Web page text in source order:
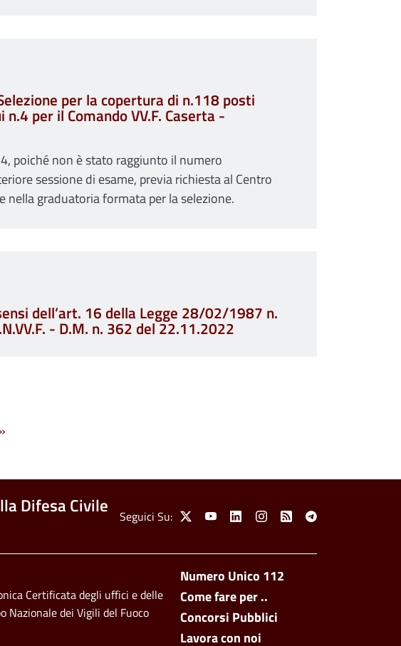
per la copertura di n.118 posti
per il Comando VV.F. Caserta -
poiché non è stato raggiunto il numero
sessione di esame, previa richiesta al Centro
graduatoria formata per la selezione.
dell’art. 16 della Legge 28/02/1987 n.
- D.M. n. 362 del 22.11.2022
Difesa Civile Social Menu
Seguici Su: X YoutubeLinkedinInstagram
Feed Telegram
Footer side
Numero Unico 112
Come fare per ..
Concorsi Pubblici
Lavora con noi
Certificata degli uffici e delle
Nazionale dei Vigili del Fuoco